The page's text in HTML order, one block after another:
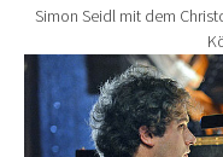
Simon Seidl mit dem
Show larger version